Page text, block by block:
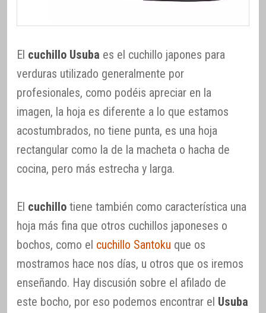
El cuchillo Usuba es el cuchillo japones para
verduras utilizado generalmente por
profesionales, como podéis apreciar en la
imagen, la hoja es diferente a lo que estamos
acostumbrados, no tiene punta, es una hoja
rectangular como la de la macheta o hacha de
cocina, pero más estrecha y larga.
El cuchillo tiene también como característica una
hoja más fina que otros cuchillos japoneses o
bochos, como el cuchillo Santoku que os
mostramos hace nos días, u otros que os iremos
enseñando. Hay discusión sobre el afilado de
este bocho, por eso podemos encontrar el Usuba